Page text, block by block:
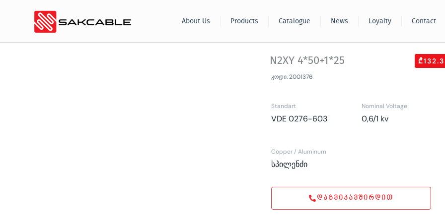
About Us Products Catalogue News Loyalty Contact
N2XY 4*50+1*25
კოდი: 2001376
Standart
VDE 0276-603
Nominal Voltage
0,6/1 kv
Copper / Aluminum
სპილენძი
ᲓᲐᲒᲕᲘᲙᲐᲕᲨᲘᲠᲓᲘᲗ